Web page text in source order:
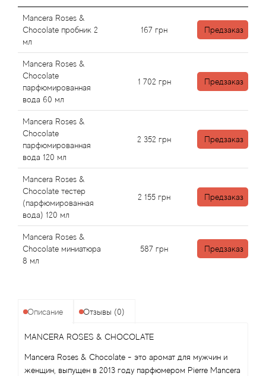
Mancera Roses &
Chocolate пробник 2
мл
167 грн Предзаказ
Mancera Roses &
Chocolate
парфюмированная
вода 60 мл
1 702 грн Предзаказ
Mancera Roses &
Chocolate
парфюмированная
вода 120 мл
2 352 грн Предзаказ
Mancera Roses &
Chocolate тестер
(парфюмированная
вода) 120 мл
2 155 грн Предзаказ
Mancera Roses &
Chocolate миниатюра
8 мл
587 грн Предзаказ
Описание Отзывы (0)
MANCERA ROSES & CHOCOLATE
Mancera Roses & Chocolate - это аромат для мужчин и
женщин, выпущен в 2013 году парфюмером Pierre Mancera
Amouage
Amouroud
Andre L'Arom
Angel Schlesser
Anima Mundi
Anna Sui
Annayake
Anne Fontaine
Annick Goutal
Antonio Puig